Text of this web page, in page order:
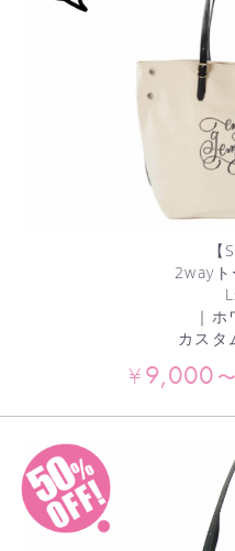
【
2way
｜ホ
カスタ
¥9,000 〜